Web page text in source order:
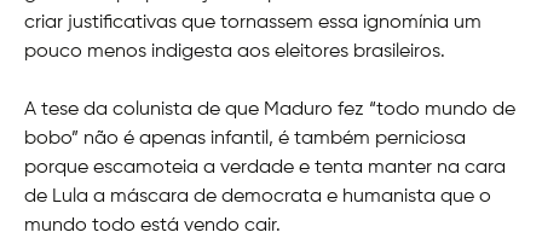
criar justificativas que tornassem essa ignomínia um
pouco menos indigesta aos eleitores brasileiros.
A tese da colunista de que Maduro fez “todo mundo de
bobo” não é apenas infantil, é também perniciosa
porque escamoteia a verdade e tenta manter na cara
de Lula a máscara de democrata e humanista que o
mundo todo está vendo cair.